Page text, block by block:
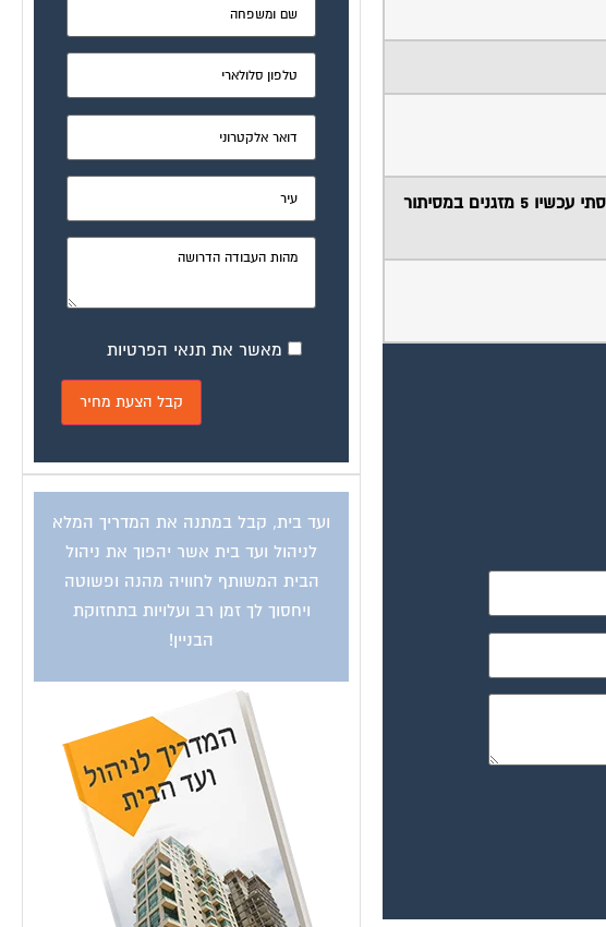
יש מקום אני הכנסתי עכשיו 5 מזגנים במסיתור
מאשר את תנאי הפרטיות
ועד בית, קבל במתנה את המדריך המלא
לניהול ועד בית אשר יהפוך את ניהול
הבית המשותף לחוויה מהנה ופשוטה
ויחסוך לך זמן רב ועלויות בתחזוקת
הבניין!